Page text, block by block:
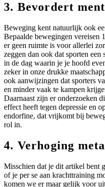
3. Bevordert
Beweging kent natuurlijk ook
Bepaalde bewegingen vereisen
er geen ruimte is voor allerlei
zeggen dan ook dat sporten
in de dag waarin je je hoofd
zeker in onze drukke
ook aanwijzingen dat sporters
en minder vaak te kampen
Daarnaast zijn er onderzoeken
effect heeft tegen depressie en
endorfine, dat vrijkomt bij
rol in.
4. Verhoging
Misschien dat je dit artikel bent
of je per se aan krachttraining
komen we er maar gelijk voor